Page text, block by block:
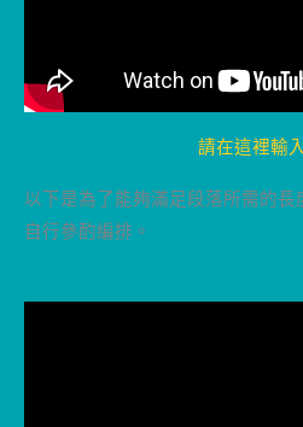
請在這裡輸
以下是為了能夠滿足段落所需的
自行參酌編排。